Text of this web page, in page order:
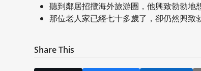
聽到鄰居招攬海外旅游團，他興致勃勃地
那位老人家已經七十多歲了，卻仍然興致
Share This